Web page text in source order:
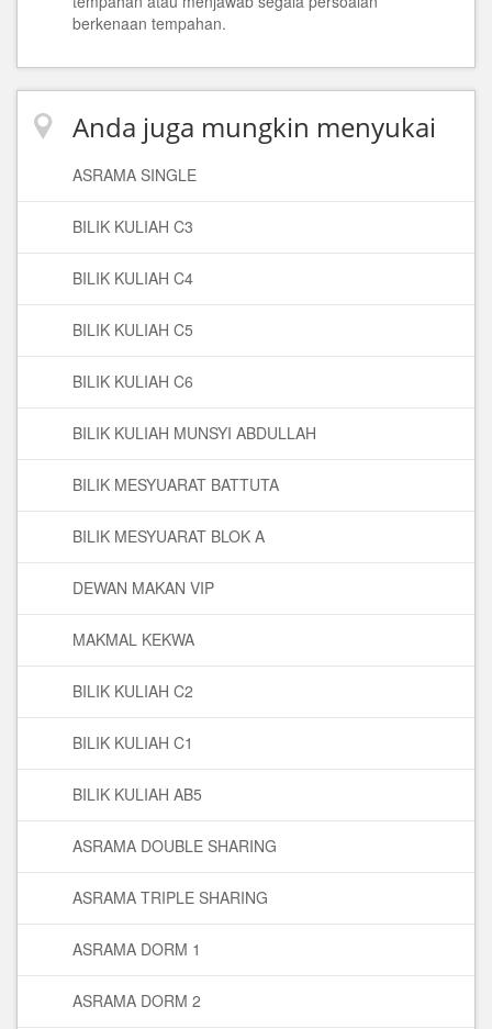
berkenaan tempahan.
Anda juga mungkin menyukai
ASRAMA SINGLE
BILIK KULIAH C3
BILIK KULIAH C4
BILIK KULIAH C5
BILIK KULIAH C6
BILIK KULIAH MUNSYI ABDULLAH
BILIK MESYUARAT BATTUTA
BILIK MESYUARAT BLOK A
DEWAN MAKAN VIP
MAKMAL KEKWA
BILIK KULIAH C2
BILIK KULIAH C1
BILIK KULIAH AB5
ASRAMA DOUBLE SHARING
ASRAMA TRIPLE SHARING
ASRAMA DORM 1
ASRAMA DORM 2